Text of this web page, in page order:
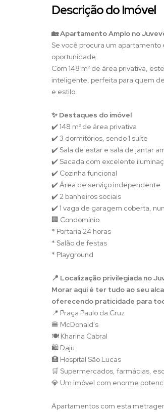
Descrição do Imóvel
🏡 Apartamento Amplo no
Se você procura um
oportunidade.
Com 148 m² de área privativa,
inteligente, perfeita para quem
e estilo.
✨ Destaques do imóvel
✔️ 148 m² de área privativa
✔️ 3 dormitórios, sendo 1 suíte
✔️ Sala de estar e sala de jantar
✔️ Sacada com excelente
✔️ Cozinha funcional
✔️ Área de serviço independente
✔️ 2 banheiros sociais
✔️ 1 vaga de garagem coberta,
🏢 Condomínio
* Portaria 24 horas
* Salão de festas
* Playground
📍 Localização privilegiada no
Morar aqui é ter tudo ao seu
oferecendo praticidade para
📍 Praça Paulo da Cruz
🍔 McDonald's
🍽️ Kharina Cabral
🛍️ Daju
🏥 Hospital São Lucas
🛒 Supermercados, farmácias,
💎 Um imóvel com enorme
Apartamentos com esta